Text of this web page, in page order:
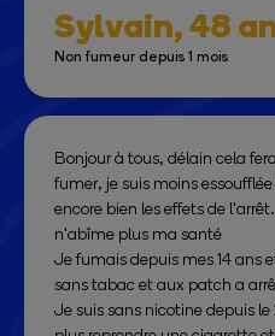
Puis il y a trois mois j'ai vu
patch, et ai définitivement
Sylvain,48
Non fumeur depuis 1 mois
Bonjour à tous, délain cela
fumer, je suis moins
encore bien les effets de
n'abîme plus ma santé
Je fumais depuis mes 14 ans
sans tabac et aux patch a
Je suis sans nicotine depuis